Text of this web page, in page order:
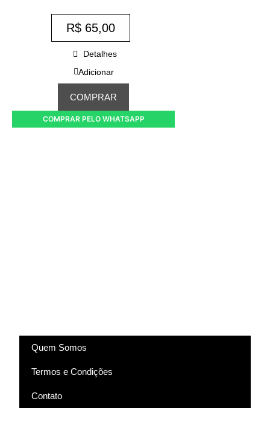
R$65,00
Detalhes
Adicionar
COMPRAR
COMPRAR PELO WHATSAPP
Quem Somos
Termos e Condições
Contato